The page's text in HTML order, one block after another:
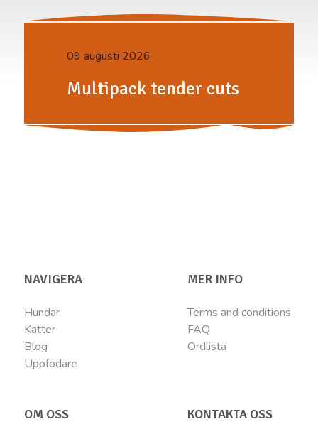
09 augusti 2026
Multipack tender cuts
NAVIGERA
Hundar
Katter
Blog
Uppfodare
MER INFO
Terms and conditions
FAQ
Ordlista
OM OSS KONTAKTA OSS